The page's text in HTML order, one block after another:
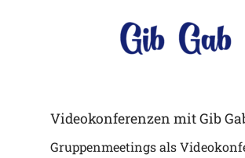
Videokonferenzen mit Gib
Gruppenmeetings als